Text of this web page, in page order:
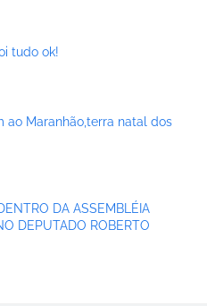
tudo ok!
ao Maranhão,terra natal dos
DA ASSEMBLÉIA
DEPUTADO ROBERTO